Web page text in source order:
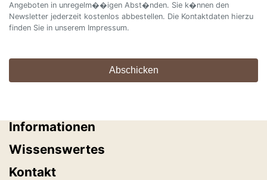
Angeboten in unregelm��igen Abst�nden. Sie k�nnen den
Newsletter jederzeit kostenlos abbestellen. Die Kontaktdaten hierzu
finden Sie in unserem Impressum.
Informationen
Wissenswertes
Kontakt